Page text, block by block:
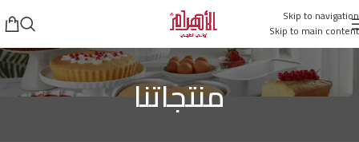
Skip to navigation
Skip to main content
منتجاتنا